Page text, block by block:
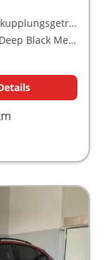
Doppelkupplungsgetriebe (DSG)
[2T2T] Deep Black Metallic